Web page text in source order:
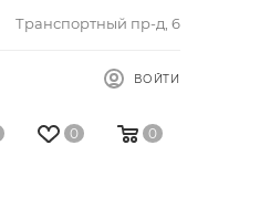
Транспортный пр-д, 6
ВОЙТИ
0 0